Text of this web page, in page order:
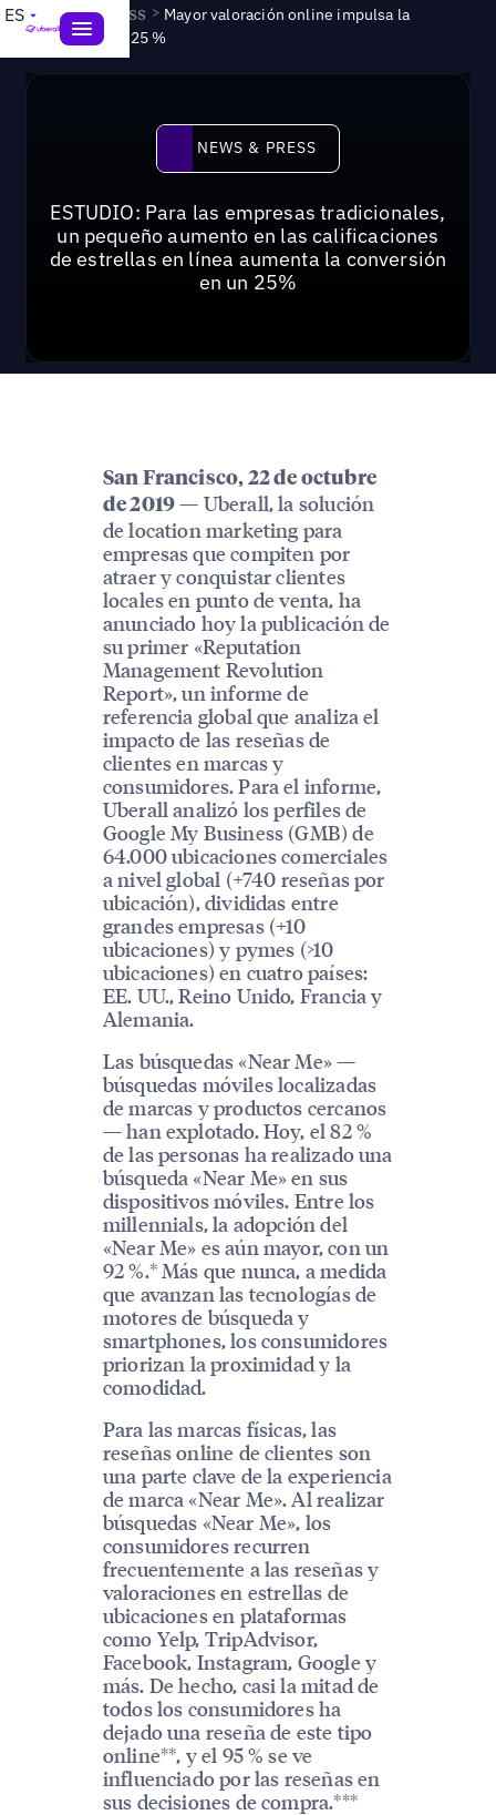
ES News & Press > Mayor valoración online impulsa la
conversión un 25 %
News & Press
NEWS & PRESS
ESTUDIO: Para las empresas tradicionales,
un pequeño aumento en las calificaciones
de estrellas en línea aumenta la conversión
en un 25%
San Francisco, 22 de octubre
de 2019 — Uberall, la solución
de location marketing para
empresas que compiten por
atraer y conquistar clientes
locales en punto de venta, ha
anunciado hoy la publicación de
su primer «Reputation
Management Revolution
Report», un informe de
referencia global que analiza el
impacto de las reseñas de
clientes en marcas y
consumidores. Para el informe,
Uberall analizó los perfiles de
Google My Business (GMB) de
64.000 ubicaciones comerciales
a nivel global (+740 reseñas por
ubicación), divididas entre
grandes empresas (+10
ubicaciones) y pymes (>10
ubicaciones) en cuatro países:
EE. UU., Reino Unido, Francia y
Alemania.
Las búsquedas «Near Me» —
búsquedas móviles localizadas
de marcas y productos cercanos
— han explotado. Hoy, el 82 %
de las personas ha realizado una
búsqueda «Near Me» en sus
dispositivos móviles. Entre los
millennials, la adopción del
«Near Me» es aún mayor, con un
92 %.* Más que nunca, a medida
que avanzan las tecnologías de
motores de búsqueda y
smartphones, los consumidores
priorizan la proximidad y la
comodidad.
Para las marcas físicas, las
reseñas online de clientes son
una parte clave de la experiencia
de marca «Near Me». Al realizar
búsquedas «Near Me», los
consumidores recurren
frecuentemente a las reseñas y
valoraciones en estrellas de
ubicaciones en plataformas
como Yelp, TripAdvisor,
Facebook, Instagram, Google y
más. De hecho, casi la mitad de
todos los consumidores ha
dejado una reseña de este tipo
online**, y el 95 % se ve
influenciado por las reseñas en
sus decisiones de compra.***